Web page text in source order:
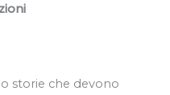
storie che devono